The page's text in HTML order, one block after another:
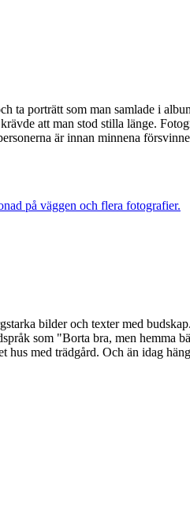
ta porträtt som man samlade i
att man stod stilla länge.
är innan minnena
bilder och texter med
som "Borta bra, men hemma
hus med trädgård. Och än idag